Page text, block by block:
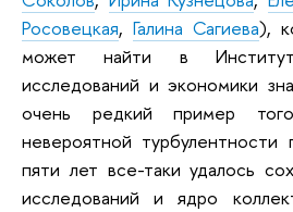
Росовецкая, Галина Сагиева),
может найти в
исследований и экономики
очень редкий пример
невероятной турбулентности
пяти лет все-таки удалось
исследований и ядро